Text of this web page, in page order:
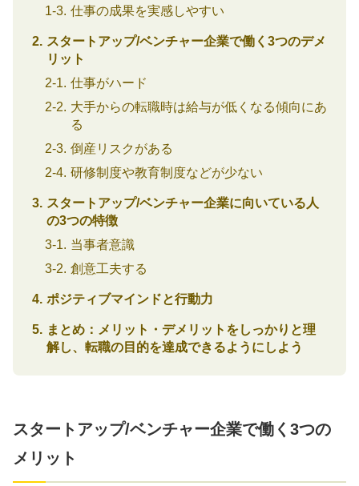
仕事の成果を実感しやすい
スタートアップ/ベンチャー企業で働く3つのデメ
リット
仕事がハード
大手からの転職時は給与が低くなる傾向にあ
る
倒産リスクがある
研修制度や教育制度などが少ない
スタートアップ/ベンチャー企業に向いている人
の3つの特徴
当事者意識
創意工夫する
ポジティブマインドと行動力
まとめ：メリット・デメリットをしっかりと理
解し、転職の目的を達成できるようにしよう
スタートアップ/ベンチャー企業で働く3つの
メリット